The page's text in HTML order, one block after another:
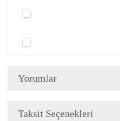
Yorumlar
Taksit Seçenekleri